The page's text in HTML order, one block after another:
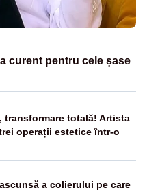
curent pentru cele șase
transformare totală! Artista
operații estetice într-o
a colierului pe care